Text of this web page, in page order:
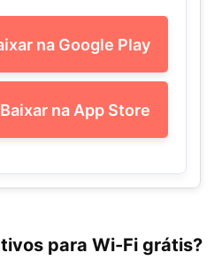
na Google Play
Baixar na App Store
para Wi-Fi grátis?